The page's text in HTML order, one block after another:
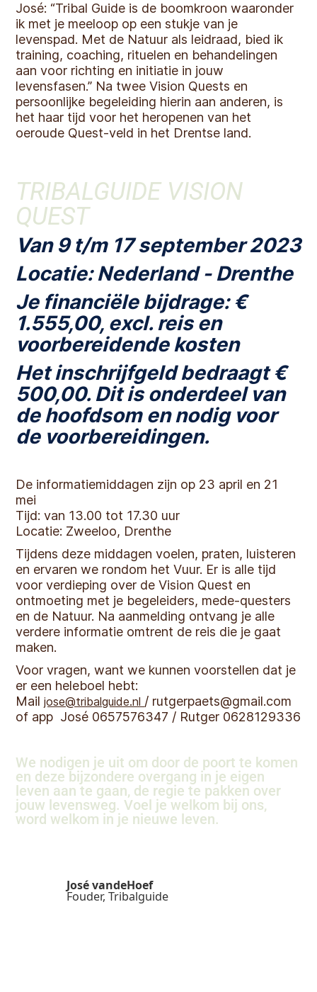
José: “Tribal Guide is de boomkroon waaronder
ik met je meeloop op een stukje van je
levenspad. Met de Natuur als leidraad, bied ik
training, coaching, rituelen en behandelingen
aan voor richting en initiatie in jouw
levensfasen.” Na twee Vision Quests en
persoonlijke begeleiding hierin aan anderen, is
het haar tijd voor het heropenen van het
oeroude Quest-veld in het Drentse land.
TRIBALGUIDE VISION
QUEST
Van 9 t/m 17 september 2023
Locatie: Nederland - Drenthe
Je financiële bijdrage: €
1.555,00, excl. reis en
voorbereidende kosten
Het inschrijfgeld bedraagt €
500,00. Dit is onderdeel van
de hoofdsom en nodig voor
de voorbereidingen.
De informatiemiddagen zijn op 23 april en 21
mei
Tijd: van 13.00 tot 17.30 uur
Locatie: Zweeloo, Drenthe
Tijdens deze middagen voelen, praten, luisteren
en ervaren we rondom het Vuur. Er is alle tijd
voor verdieping over de Vision Quest en
ontmoeting met je begeleiders, mede-questers
en de Natuur. Na aanmelding ontvang je alle
verdere informatie omtrent de reis die je gaat
maken.
Voor vragen, want we kunnen voorstellen dat je
er een heleboel hebt:
Mailjose@tribalguide.nl / rutgerpaets@gmail.com
of app José 0657576347 / Rutger 0628129336
We nodigen je uit om door de poort te komen
en deze bijzondere overgang in je eigen
leven aan te gaan, de regie te pakken over
jouw levensweg. Voel je welkom bij ons,
word welkom in je nieuwe leven.
José vandeHoef
Fouder, Tribalguide